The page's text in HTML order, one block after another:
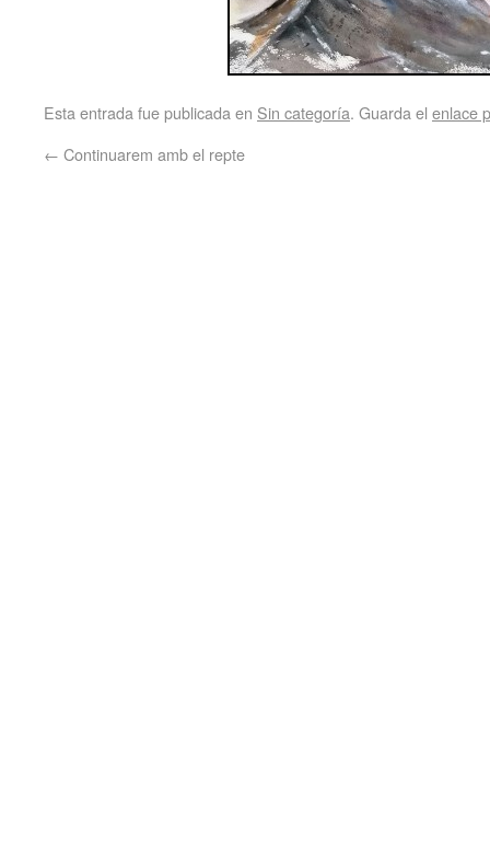
Esta entrada fue publicada en Sin categoría. Guarda el enlace
← Continuarem amb el repte